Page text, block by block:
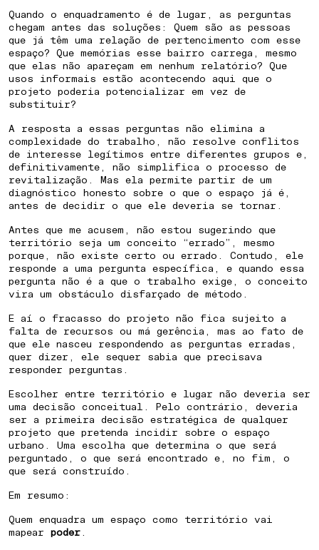
Quando o enquadramento é de lugar, as perguntas
chegam antes das soluções: Quem são as pessoas
que já têm uma relação de pertencimento com esse
espaço? Que memórias esse bairro carrega, mesmo
que elas não apareçam em nenhum relatório? Que
usos informais estão acontecendo aqui que o
projeto poderia potencializar em vez de
substituir?
A resposta a essas perguntas não elimina a
complexidade do trabalho, não resolve conflitos
de interesse legítimos entre diferentes grupos e,
definitivamente, não simplifica o processo de
revitalização. Mas ela permite partir de um
diagnóstico honesto sobre o que o espaço já é,
antes de decidir o que ele deveria se tornar.
Antes que me acusem, não estou sugerindo que
território seja um conceito “errado”, mesmo
porque, não existe certo ou errado. Contudo, ele
responde a uma pergunta específica, e quando essa
pergunta não é a que o trabalho exige, o conceito
vira um obstáculo disfarçado de método.
E aí o fracasso do projeto não fica sujeito a
falta de recursos ou má gerência, mas ao fato de
que ele nasceu respondendo as perguntas erradas,
quer dizer, ele sequer sabia que precisava
responder perguntas.
Escolher entre território e lugar não deveria ser
uma decisão conceitual. Pelo contrário, deveria
ser a primeira decisão estratégica de qualquer
projeto que pretenda incidir sobre o espaço
urbano. Uma escolha que determina o que será
perguntado, o que será encontrado e, no fim, o
que será construído.
Em resumo:
Quem enquadra um espaço como território vai
mapear poder